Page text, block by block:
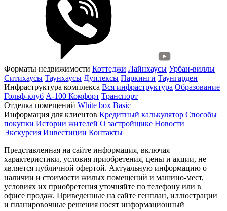
Форматы недвижимости Коттеджи Лайнхаусы Урбан-виллы
Ситихаусы Таунхаусы Дуплексы Паркинги Таунгарден
Инфраструктура комплекса Вся инфраструктура Образование
Гольф-клуб А-100 Комфорт Транспорт
Отделка помещений White box Basic
Информация для клиентов Кредитный калькулятор Способы
покупки Истории жителей О застройщике Новости
Экскурсия Инвестиции Контакты
Представленная на сайте информация, включая
характеристики, условия приобретения, цены и акции, не
является публичной офертой. Актуальную информацию о
наличии и стоимости жилых помещений и машино-мест,
условиях их приобретения уточняйте по телефону или в
офисе продаж. Приведенные на сайте генплан, иллюстрации
и планировочные решения носят информационный